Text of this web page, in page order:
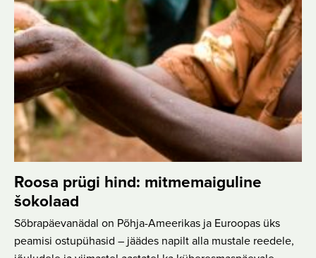
Roosa prügi hind: mitmemaiguline
šokolaad
Sõbrapäevanädal on Põhja-Ameerikas ja Euroopas üks
peamisi ostupühasid – jäädes napilt alla mustale reedele,